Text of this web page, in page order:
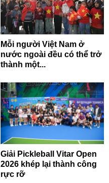
Mỗi người Việt Nam ở
nước ngoài đều có thể trở
thành một...
Giải Pickleball Vitar Open
2026 khép lại thành công
rực rỡ